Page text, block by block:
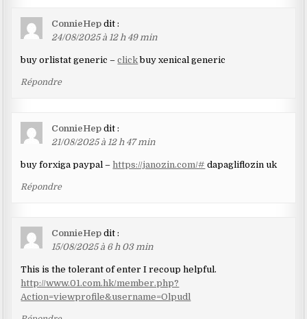
ConnieHep dit :
24/08/2025 à 12 h 49 min
buy orlistat generic –clickbuy xenical generic
Répondre
ConnieHep dit :
21/08/2025 à 12 h 47 min
buy forxiga paypal –https://janozin.com/# dapagliflozin uk
Répondre
ConnieHep dit :
15/08/2025 à 6 h 03 min
This is the tolerant of enter I recoup helpful.
http://www.01.com.hk/member.php?
Action=viewprofile&username=Olpudl